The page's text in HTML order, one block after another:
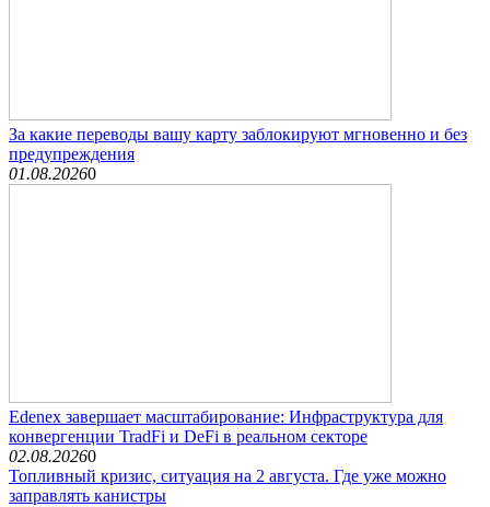
За какие переводы вашу карту заблокируют мгновенно и без
предупреждения
01.08.20260
Edenex завершает масштабирование: Инфраструктура для
конвергенции TradFi и DeFi в реальном секторе
02.08.20260
Топливный кризис, ситуация на 2 августа. Где уже можно
заправлять канистры